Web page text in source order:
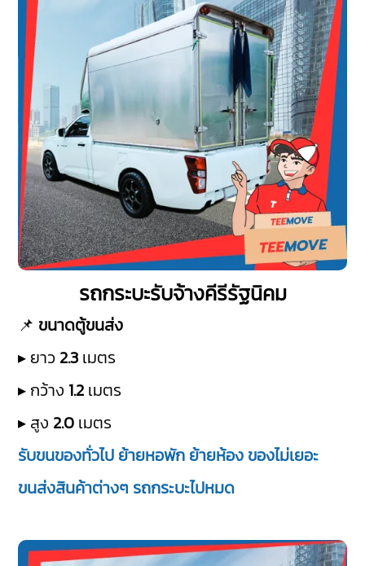
รถกระบะรับจ้างคีรีรัฐนิคม
📌 ขนาดตู้ขนส่ง
▸ ยาว 2.3 เมตร
▸ กว้าง 1.2 เมตร
▸ สูง 2.0 เมตร
รับขนของทั่วไป ย้ายหอพัก ย้ายห้อง ของไม่เยอะ
ขนส่งสินค้าต่างๆ รถกระบะไปหมด